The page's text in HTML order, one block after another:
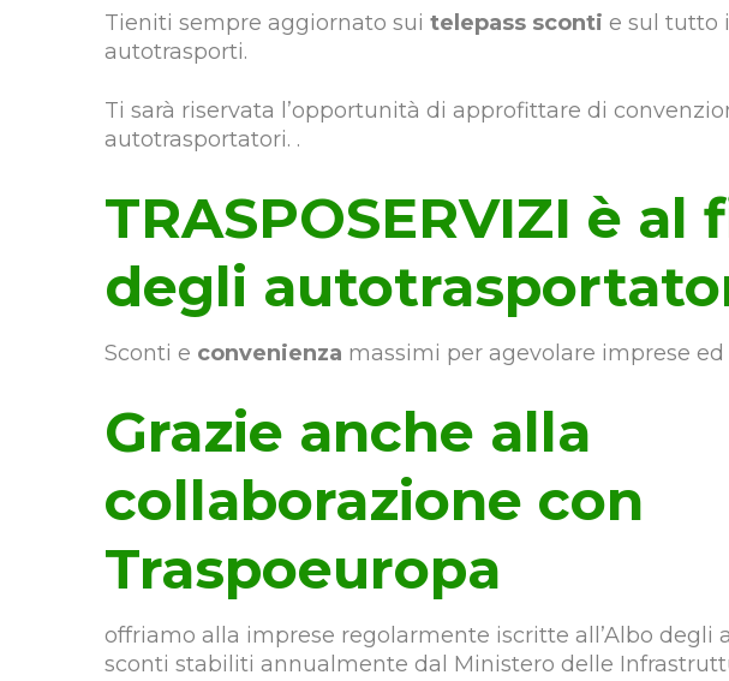
Tieniti sempre aggiornato sui telepass sconti e sul tutto
autotrasporti.
Ti sarà riservata l’opportunità di approfittare di
autotrasportatori. .
TRASPOSERVIZI è al
degli
Sconti e convenienza massimi per agevolare imprese ed
Grazie anche alla
collaborazione con
Traspoeuropa
offriamo alla imprese regolarmente iscritte all’Albo degli
sconti stabiliti annualmente dal Ministero delle